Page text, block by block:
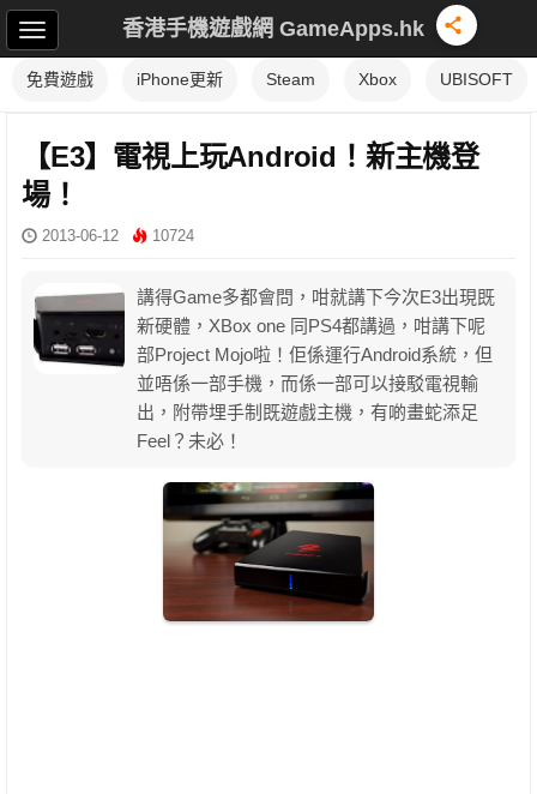
香港手機遊戲網 GameApps.hk
免費遊戲 iPhone更新 Steam Xbox UBISOFT
【E3】電視上玩Android！新主機登
場！
2013-06-12 10724
講得Game多都會問，咁就講下今次E3出現既
新硬體，XBox one 同PS4都講過，咁講下呢
部Project Mojo啦！佢係運行Android系統，但
並唔係一部手機，而係一部可以接駁電視輸
出，附帶埋手制既遊戲主機，有啲畫蛇添足
Feel？未必！